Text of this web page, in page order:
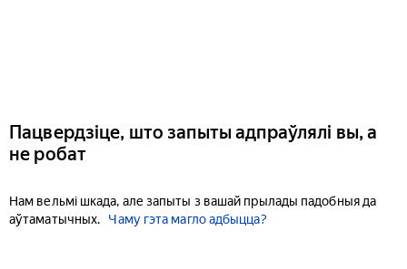
Пацвердзіце, што запыты адпраўлялі вы, а
не робат
Нам вельмі шкада, але запыты з вашай прылады падобныя да
аўтаматычных.
Чаму гэта магло адбыцца?